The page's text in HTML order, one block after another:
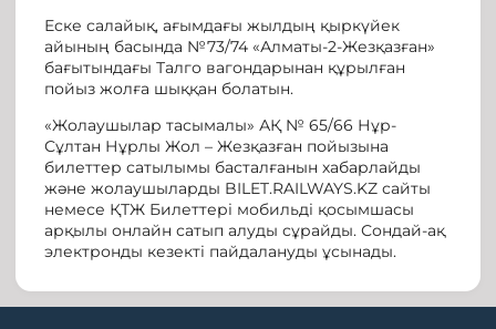
Еске салайық, ағымдағы жылдың қыркүйек
айының басында №73/74 «Алматы-2-Жезқазған»
бағытындағы Талго вагондарынан құрылған
пойыз жолға шыққан болатын.
«Жолаушылар тасымалы» АҚ № 65/66 Нұр-
Сұлтан Нұрлы Жол – Жезқазған пойызына
билеттер сатылымы басталғанын хабарлайды
және жолаушыларды BILET.RAILWAYS.KZ сайты
немесе ҚТЖ Билеттері мобильді қосымшасы
арқылы онлайн сатып алуды сұрайды. Сондай-ақ
электронды кезекті пайдалануды ұсынады.